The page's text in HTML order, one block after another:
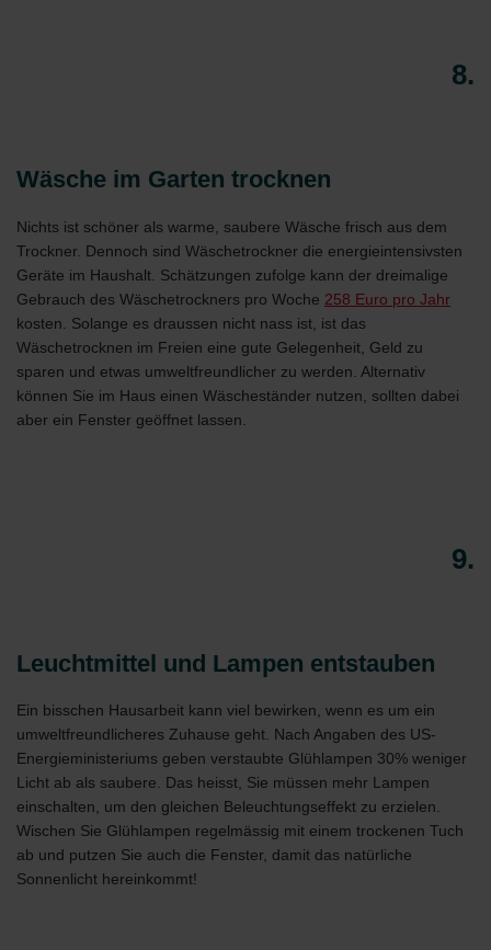
8.
Wäsche im Garten trocknen
Nichts ist schöner als warme, saubere Wäsche frisch aus dem
Trockner. Dennoch sind Wäschetrockner die energieintensivsten
Geräte im Haushalt. Schätzungen zufolge kann der dreimalige
Gebrauch des Wäschetrockners pro Woche 258 Euro pro Jahr
kosten. Solange es draussen nicht nass ist, ist das
Wäschetrocknen im Freien eine gute Gelegenheit, Geld zu
sparen und etwas umweltfreundlicher zu werden. Alternativ
können Sie im Haus einen Wäscheständer nutzen, sollten dabei
aber ein Fenster geöffnet lassen.
9.
Leuchtmittel und Lampen entstauben
Ein bisschen Hausarbeit kann viel bewirken, wenn es um ein
umweltfreundlicheres Zuhause geht. Nach Angaben des US-
Energieministeriums geben verstaubte Glühlampen 30% weniger
Licht ab als saubere. Das heisst, Sie müssen mehr Lampen
einschalten, um den gleichen Beleuchtungseffekt zu erzielen.
Wischen Sie Glühlampen regelmässig mit einem trockenen Tuch
ab und putzen Sie auch die Fenster, damit das natürliche
Sonnenlicht hereinkommt!